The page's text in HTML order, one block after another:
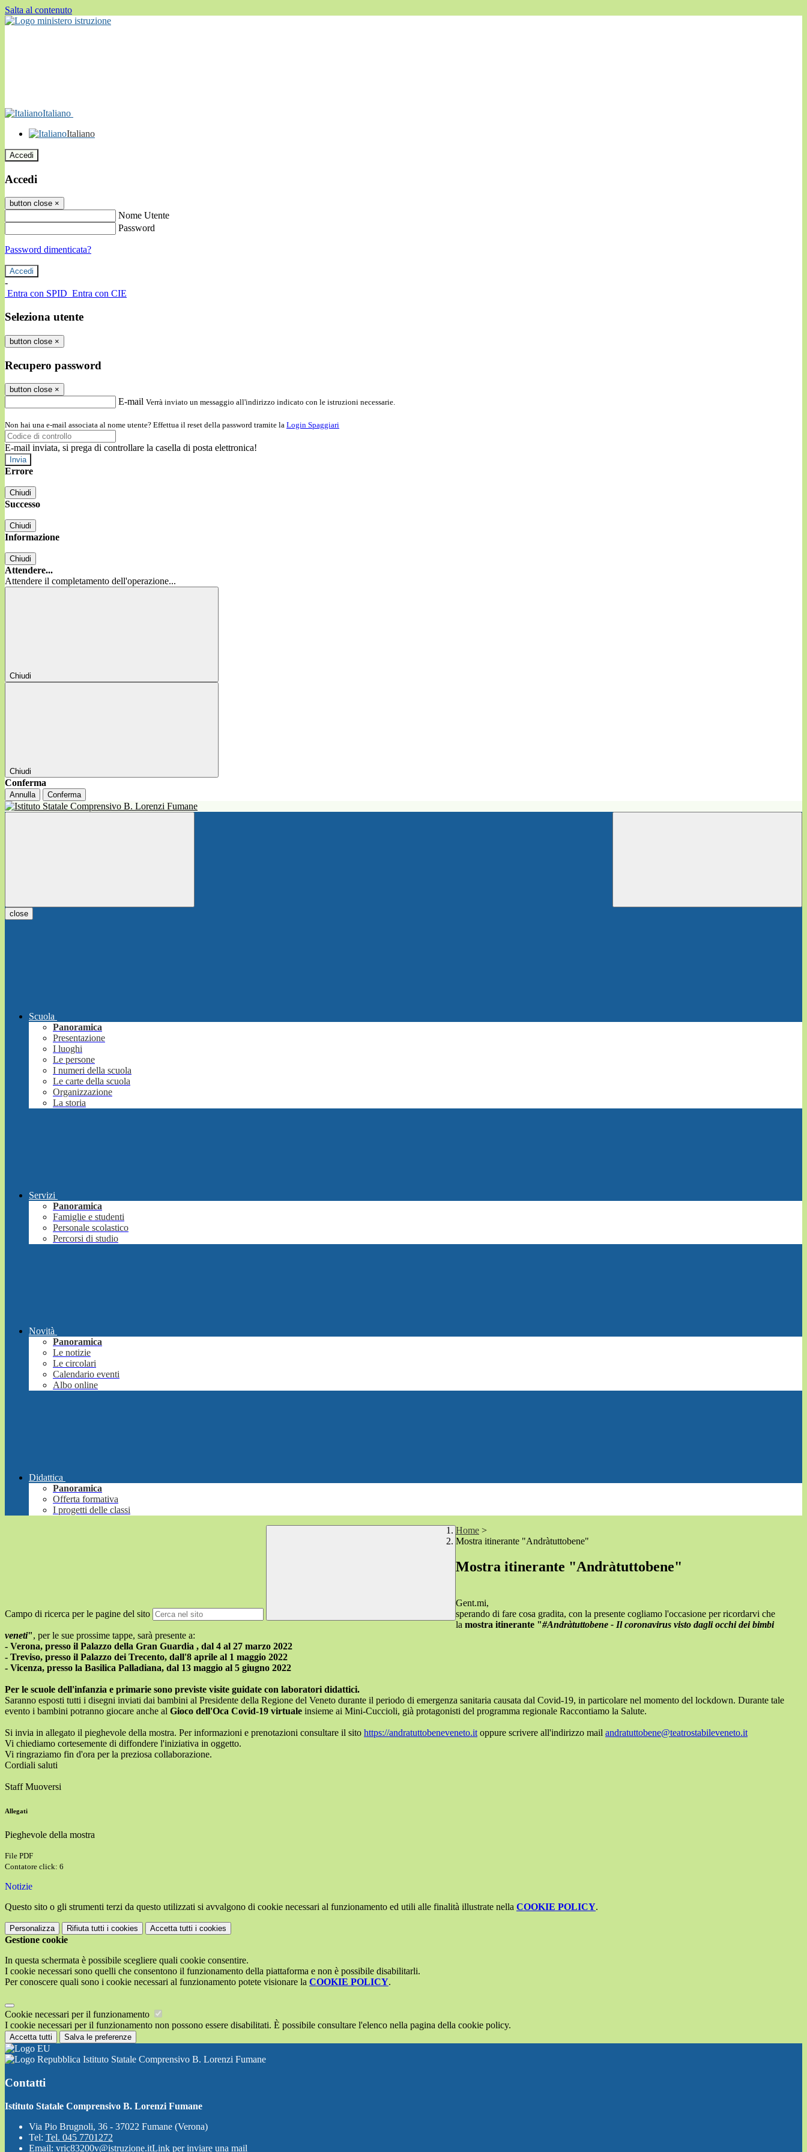
Salta al contenuto
Italiano
Italiano
Accedi
Accedi
button close ×
Nome Utente
Password
Password dimenticata?
-
Entra con SPID Entra con CIE
Seleziona utente
button close ×
Recupero password
button close ×
E-mail Verrà inviato un messaggio all'indirizzo indicato con le istruzioni necessarie.
Non hai una e-mail associata al nome utente? Effettua il reset della password tramite la Login Spaggiari
E-mail inviata, si prega di controllare la casella di posta elettronica!
Errore
Chiudi
Successo
Chiudi
Informazione
Chiudi
Attendere...
Attendere il completamento dell'operazione...
Chiudi
Chiudi
Conferma
Annulla Conferma
close
Scuola
Panoramica
Presentazione
I luoghi
Le persone
I numeri della scuola
Le carte della scuola
Organizzazione
La storia
Servizi
Panoramica
Famiglie e studenti
Personale scolastico
Percorsi di studio
Novità
Panoramica
Le notizie
Le circolari
Calendario eventi
Albo online
Didattica
Panoramica
Offerta formativa
I progetti delle classi
Campo di ricerca per le pagine del sito
Home >
Mostra itinerante "Andràtuttobene"
Mostra itinerante "Andràtuttobene"
Gent.mi,
sperando di fare cosa gradita, con la presente cogliamo l'occasione per ricordarvi che
la mostra itinerante "#Andràtuttobene - Il coronavirus visto dagli occhi dei bimbi
veneti", per le sue prossime tappe, sarà presente a:
- Verona, presso il Palazzo della Gran Guardia , dal 4 al 27 marzo 2022
- Treviso, presso il Palazzo dei Trecento, dall'8 aprile al 1 maggio 2022
- Vicenza, presso la Basilica Palladiana, dal 13 maggio al 5 giugno 2022
Per le scuole dell'infanzia e primarie sono previste visite guidate con laboratori didattici.
Saranno esposti tutti i disegni inviati dai bambini al Presidente della Regione del Veneto durante il periodo di emergenza sanitaria causata dal Covid-19, in particolare nel momento del lockdown. Durante tale
evento i bambini potranno giocare anche al Gioco dell'Oca Covid-19 virtuale insieme ai Mini-Cuccioli, già protagonisti del programma regionale Raccontiamo la Salute.
Si invia in allegato il pieghevole della mostra. Per informazioni e prenotazioni consultare il sito https://andratuttobeneveneto.it oppure scrivere all'indirizzo mail andratuttobene@teatrostabileveneto.it
Vi chiediamo cortesemente di diffondere l'iniziativa in oggetto.
Vi ringraziamo fin d'ora per la preziosa collaborazione.
Cordiali saluti
Staff Muoversi
Allegati
Pieghevole della mostra
File PDF
Contatore click: 6
Notizie
Questo sito o gli strumenti terzi da questo utilizzati si avvalgono di cookie necessari al funzionamento ed utili alle finalità illustrate nella COOKIE POLICY.
Personalizza Rifiuta tutti i cookies Accetta tutti i cookies
Gestione cookie
In questa schermata è possibile scegliere quali cookie consentire.
I cookie necessari sono quelli che consentono il funzionamento della piattaforma e non è possibile disabilitarli.
Per conoscere quali sono i cookie necessari al funzionamento potete visionare la COOKIE POLICY.
Cookie necessari per il funzionamento
I cookie necessari per il funzionamento non possono essere disabilitati. È possibile consultare l'elenco nella pagina della cookie policy.
Accetta tutti Salva le preferenze
Istituto Statale Comprensivo B. Lorenzi Fumane
Contatti
Istituto Statale Comprensivo B. Lorenzi Fumane
Via Pio Brugnoli, 36 - 37022 Fumane (Verona)
Tel: Tel. 045 7701272
Email: vric83200v@istruzione.itLink per inviare una mail